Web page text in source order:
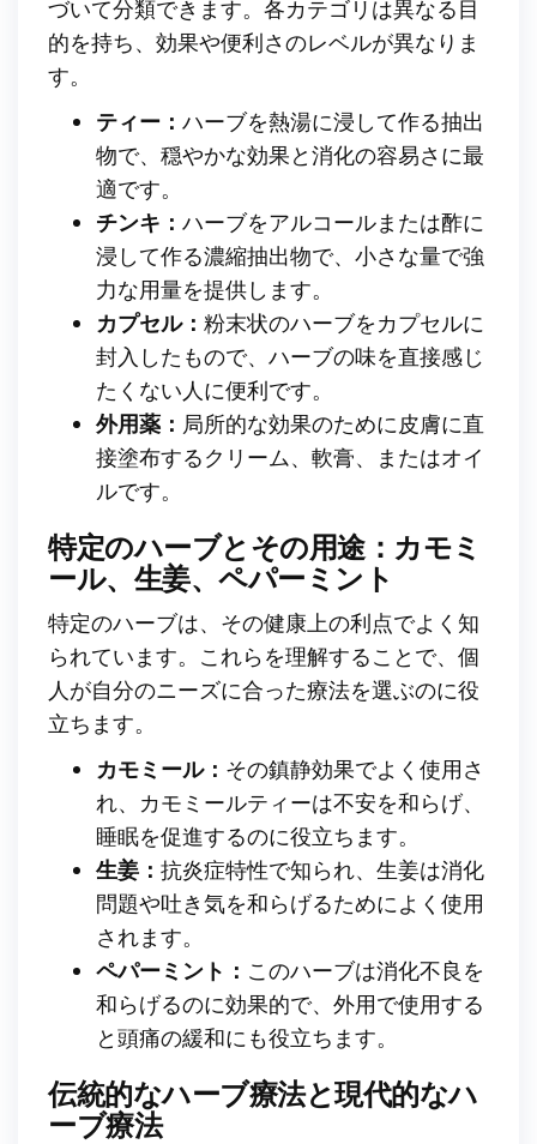
づいて分類できます。各カテゴリは異なる目
的を持ち、効果や便利さのレベルが異なりま
す。
ティー： ハーブを熱湯に浸して作る抽出
物で、穏やかな効果と消化の容易さに最
適です。
チンキ： ハーブをアルコールまたは酢に
浸して作る濃縮抽出物で、小さな量で強
力な用量を提供します。
カプセル： 粉末状のハーブをカプセルに
封入したもので、ハーブの味を直接感じ
たくない人に便利です。
外用薬： 局所的な効果のために皮膚に直
接塗布するクリーム、軟膏、またはオイ
ルです。
特定のハーブとその用途：カモミ
ール、生姜、ペパーミント
特定のハーブは、その健康上の利点でよく知
られています。これらを理解することで、個
人が自分のニーズに合った療法を選ぶのに役
立ちます。
カモミール： その鎮静効果でよく使用さ
れ、カモミールティーは不安を和らげ、
睡眠を促進するのに役立ちます。
生姜： 抗炎症特性で知られ、生姜は消化
問題や吐き気を和らげるためによく使用
されます。
ペパーミント： このハーブは消化不良を
和らげるのに効果的で、外用で使用する
と頭痛の緩和にも役立ちます。
伝統的なハーブ療法と現代的なハ
ーブ療法